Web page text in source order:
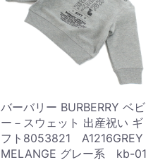
バーバリー BURBERRY ベビ
ー－スウェット 出産祝い ギ
フト8053821 A1216GREY
MELANGE グレー系 kb-01